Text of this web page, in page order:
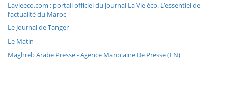
Lavieeco.com : portail officiel du journal La Vie éco. L’essentiel de
l’actualité du Maroc
Le Journal de Tanger
Le Matin
Maghreb Arabe Presse - Agence Marocaine De Presse (EN)